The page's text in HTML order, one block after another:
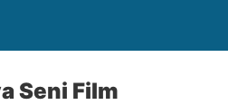
Seni Film